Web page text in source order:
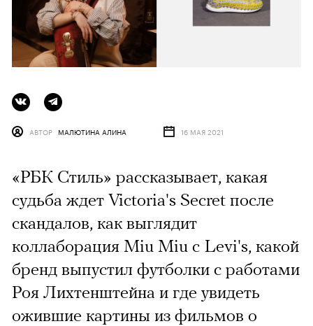
АВТОР МАЛЮТИНА АЛИНА 16 МАЯ 2021
«РБК Стиль» рассказывает, какая
судьба ждет Victoria's Secret после
скандалов, как выглядит
коллаборация Miu Miu с Levi's, какой
бренд выпустил футболки с работами
Роя Лихтенштейна и где увидеть
ожившие картины из фильмов о